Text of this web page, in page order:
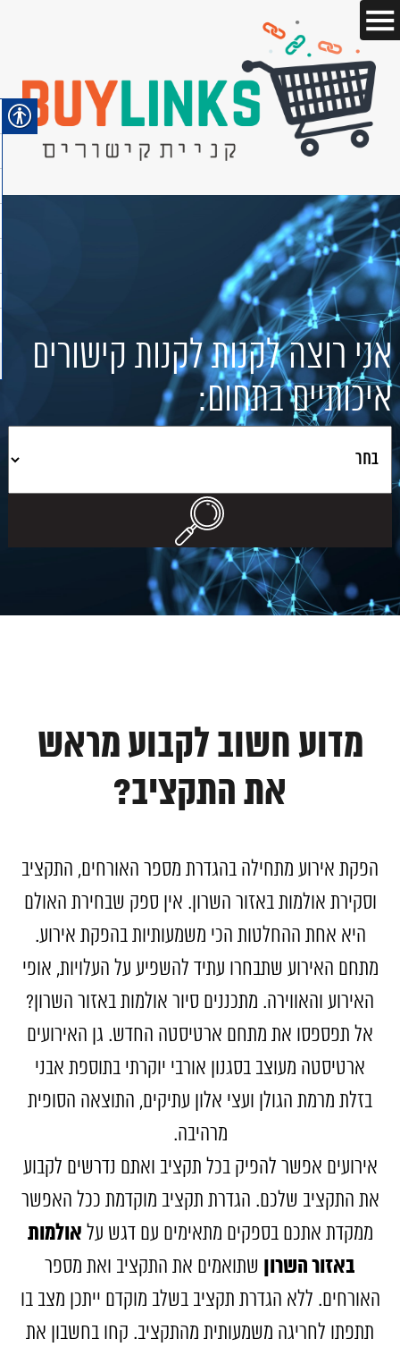
אני רוצה לקנות לקנות קישורים
איכותיים בתחום:
מדוע חשוב לקבוע מראש
את התקציב?
הפקת אירוע מתחילה בהגדרת מספר האורחים, התקציב
וסקירת אולמות באזור השרון. אין ספק שבחירת האולם
היא אחת ההחלטות הכי משמעותיות בהפקת אירוע.
מתחם האירוע שתבחרו עתיד להשפיע על העלויות, אופי
האירוע והאווירה. מתכננים סיור אולמות באזור השרון?
אל תפספסו את מתחם ארטיסטה החדש. גן האירועים
ארטיסטה מעוצב בסגנון אורבי יוקרתי בתוספת אבני
בזלת מרמת הגולן ועצי אלון עתיקים, התוצאה הסופית
מרהיבה.
אירועים אפשר להפיק בכל תקציב ואתם נדרשים לקבוע
את התקציב שלכם. הגדרת תקציב מוקדמת ככל האפשר
ממקדת אתכם בספקים מתאימים עם דגש על אולמות
באזור השרון שתואמים את התקציב ואת מספר
האורחים. ללא הגדרת תקציב בשלב מוקדם ייתכן מצב בו
תתפתו לחריגה משמעותית מהתקציב. קחו בחשבון את